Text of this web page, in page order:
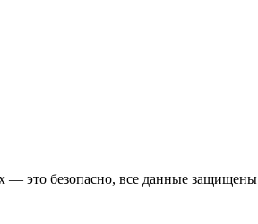
— это безопасно, все данные защищены